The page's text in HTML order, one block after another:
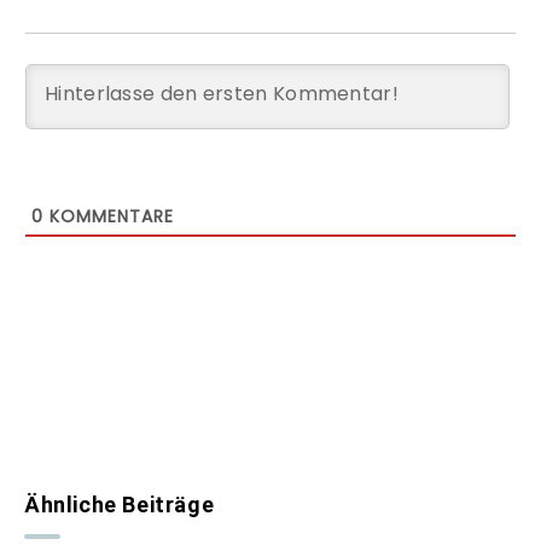
0 KOMMENTARE
Ähnliche Beiträge